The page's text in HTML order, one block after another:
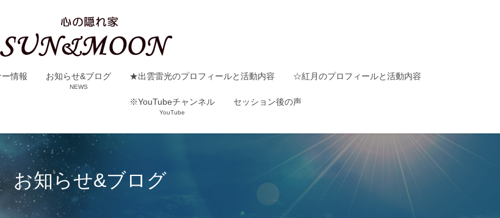
情報 お知らせ&ブログ
NEWS
★出雲雷光のプロフィールと活動内容 ☆紅月のプロフィールと活動内容
※YouTubeチャンネル
YouTube
セッション後の声
お知らせ&ブログ